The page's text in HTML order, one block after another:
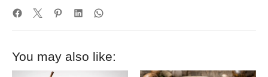
You may also like: